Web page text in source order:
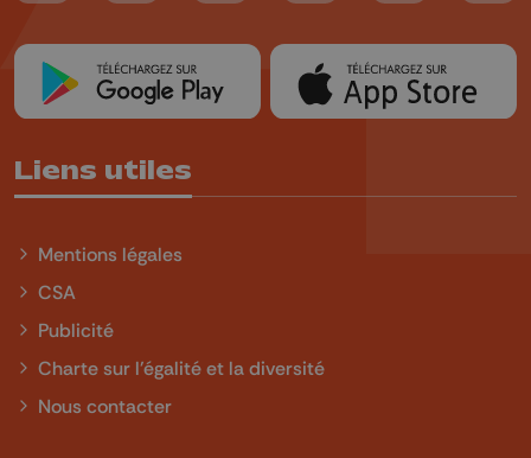
Liens utiles
Mentions légales
CSA
Publicité
Charte sur l'égalité et la diversité
Nous contacter